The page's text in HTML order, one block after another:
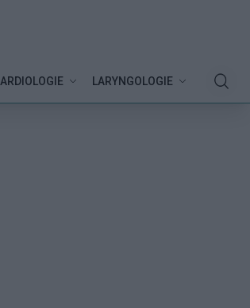
LARYNGOLOGIE